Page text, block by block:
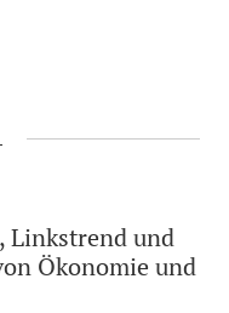
Linkstrend und
Ökonomie und